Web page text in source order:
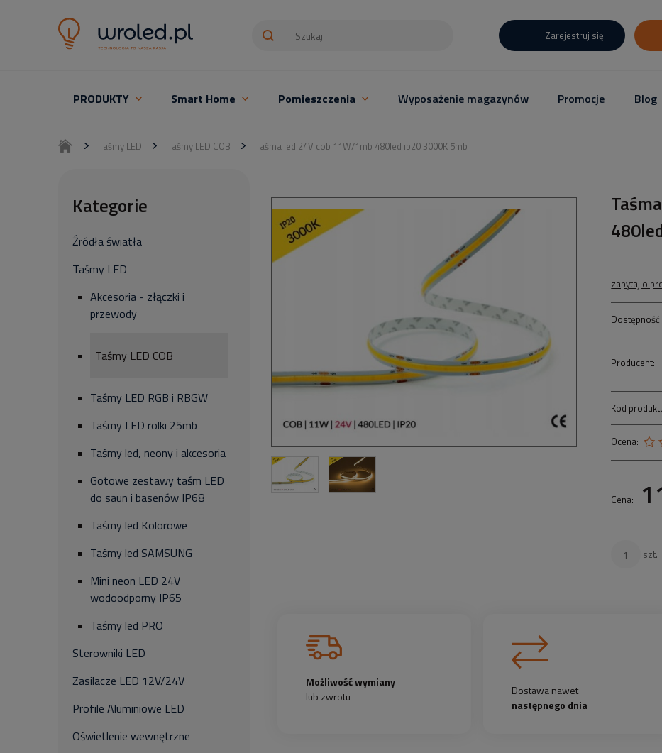
Zarejestruj się
PRODUKTY Smart Home Pomieszczenia Wyposażenie magazynów Promocje Blog
Taśmy LED Taśmy LED COB Taśma led 24V cob 11W/1mb 480led ip20 3000K 5mb
Kategorie
Źródła światła
Taśmy LED
Akcesoria - złączki i
przewody
Taśmy LED COB
Taśmy LED RGB i RBGW
Taśmy LED rolki 25mb
Taśmy led, neony i akcesoria
Gotowe zestawy taśm LED
do saun i basenów IP68
Taśmy led Kolorowe
Taśmy led SAMSUNG
Mini neon LED 24V
wodoodporny IP65
Taśmy led PRO
Sterowniki LED
Zasilacze LED 12V/24V
Profile Aluminiowe LED
Oświetlenie wewnętrzne
zapytaj o
Dostępność:
Producent:
Kod
Ocena:
Cena:
szt.
Możliwość wymiany
lub zwrotu
Dostawa nawet
następnego dnia